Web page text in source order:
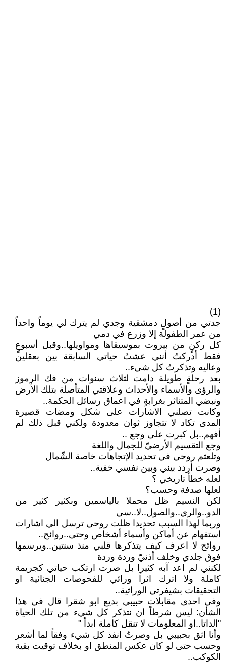
(1)
جدتي من أصولٍ دمشقية وجدي لم يترك لي يوماً واحداً
من عمر الطفولة إلا وزرع في دمي
كل ركنٍ من بيروت بموسيقاها ومواويلها..وقبل أسبوعٍ
فقط أدركتُ أنني عشتُ حياتي السابقة بين بعقلين
وعاليه وتذكرتُ كل شيء..
بعد رحلةٍ طويلة دامت لثلاث سنوات من فك الرموز
والرؤى والأسماء والأحداث وعلاقتي المتأصلة بتلك الأرض
ونبضي المتناثر بغرابةٍ في اعماق رسائل الحكمة..
وكانت تصلني الاشارات على شكل ومضات قصيرة
المدى تكاد لا تتجاوز ثوان معدودة ولكني قبل ذلك لم
أفهم..بل كبرت على وجع ..
وجع التقسيم الأرضيّ للجمال واللغة
وتلعثم روحي في تحديد الإتجاهات خاصة الشّمال
وصرت أردد بيني وبين نفسي خفية..
لعله خطأ تاريخي ؟
لعلها صدفة وحسب؟
لكن النسيم ظل محملا بالياسمين وبكثير كثير من
الدو..والري..والصول..لا..سي
وربما لهذا السبب تحديدا ظلت روحي ترسل الي اشارات
استفهام عن أماكن وأسماء أشخاص وحتى..روائح..
روائح لا اعرف كيف يتذكرها قلبي منذ سنتين..ويرسمها
فوق جلدي وخلف أذنيّ وردة وردة
لكنني لم اعد آبه كثيرا بل صرت ارتكب حياتي كجريمة
كاملة ولا اترك اثراً ورائي للفحوصات الجنائية او
التحقيقات بشيفرتي الوراثية..
وفي احدى مقابلات حبيبي بديع ابو شقرا قال في هذا
الشأن: ليس شرطاً ان نتذكر كل شيء من تلك الحياة
"الداتا..او المعلومات لا تنقل كاملة ابداً "
وأنا اثق بحبيبي بل وصرتُ انفذ كل شيء وفقاً لما أشعر
وحسب حتى لو كان عكس المنطق او بخلاف توقيت بقية
الكوكب..